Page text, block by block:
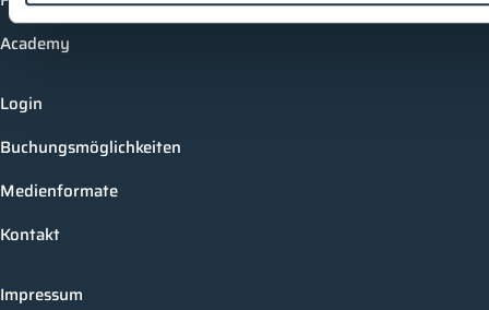
Academy
Login
Buchungsmöglichkeiten
Medienformate
Kontakt
Impressum